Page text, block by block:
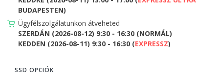
BUDAPESTEN)
Ügyfélszolgálatunkon átveheted
SZERDÁN (2026-08-12) 9:30 - 16:30 (NORMÁL)
KEDDEN (2026-08-11) 9:30 - 16:30 (EXPRESSZ)
SSD OPCIÓK